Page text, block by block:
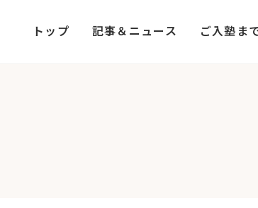
トップ 記事＆ニュース ご入塾ま